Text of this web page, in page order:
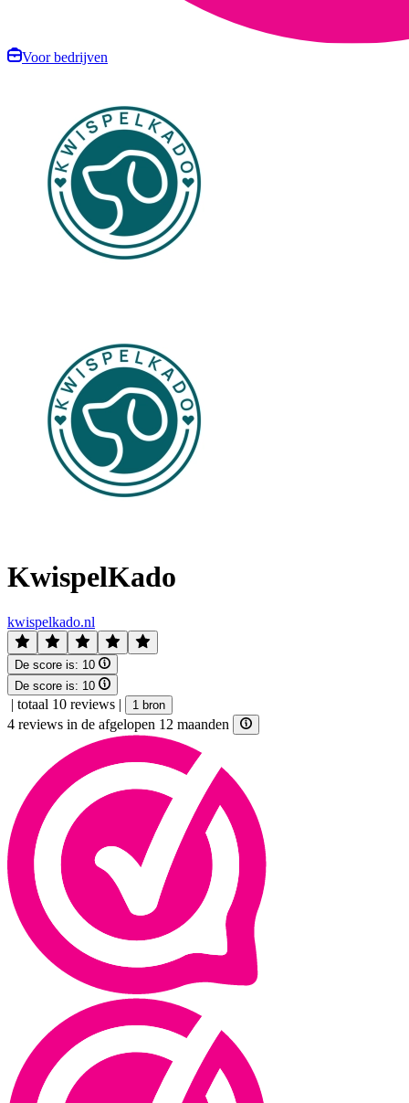
Voor bedrijven
KwispelKado
kwispelkado.nl
De score is: 10
De score is: 10
| totaal 10 reviews | 1 bron
4 reviews in de afgelopen 12 maanden